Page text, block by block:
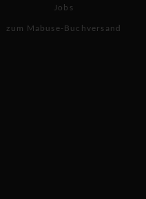
Jobs
zum Mabuse-Buchversand